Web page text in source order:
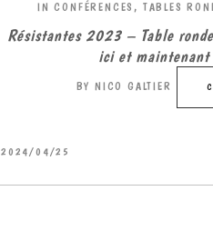
IN CONFÉRENCES, TABLES
Résistantes 2023 – Table
ici et
BY NICO GALTIER
2024/04/25